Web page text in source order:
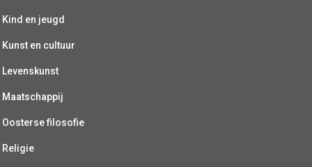
Kind en jeugd
Kunst en cultuur
Levenskunst
Maatschappij
Oosterse filosofie
Religie